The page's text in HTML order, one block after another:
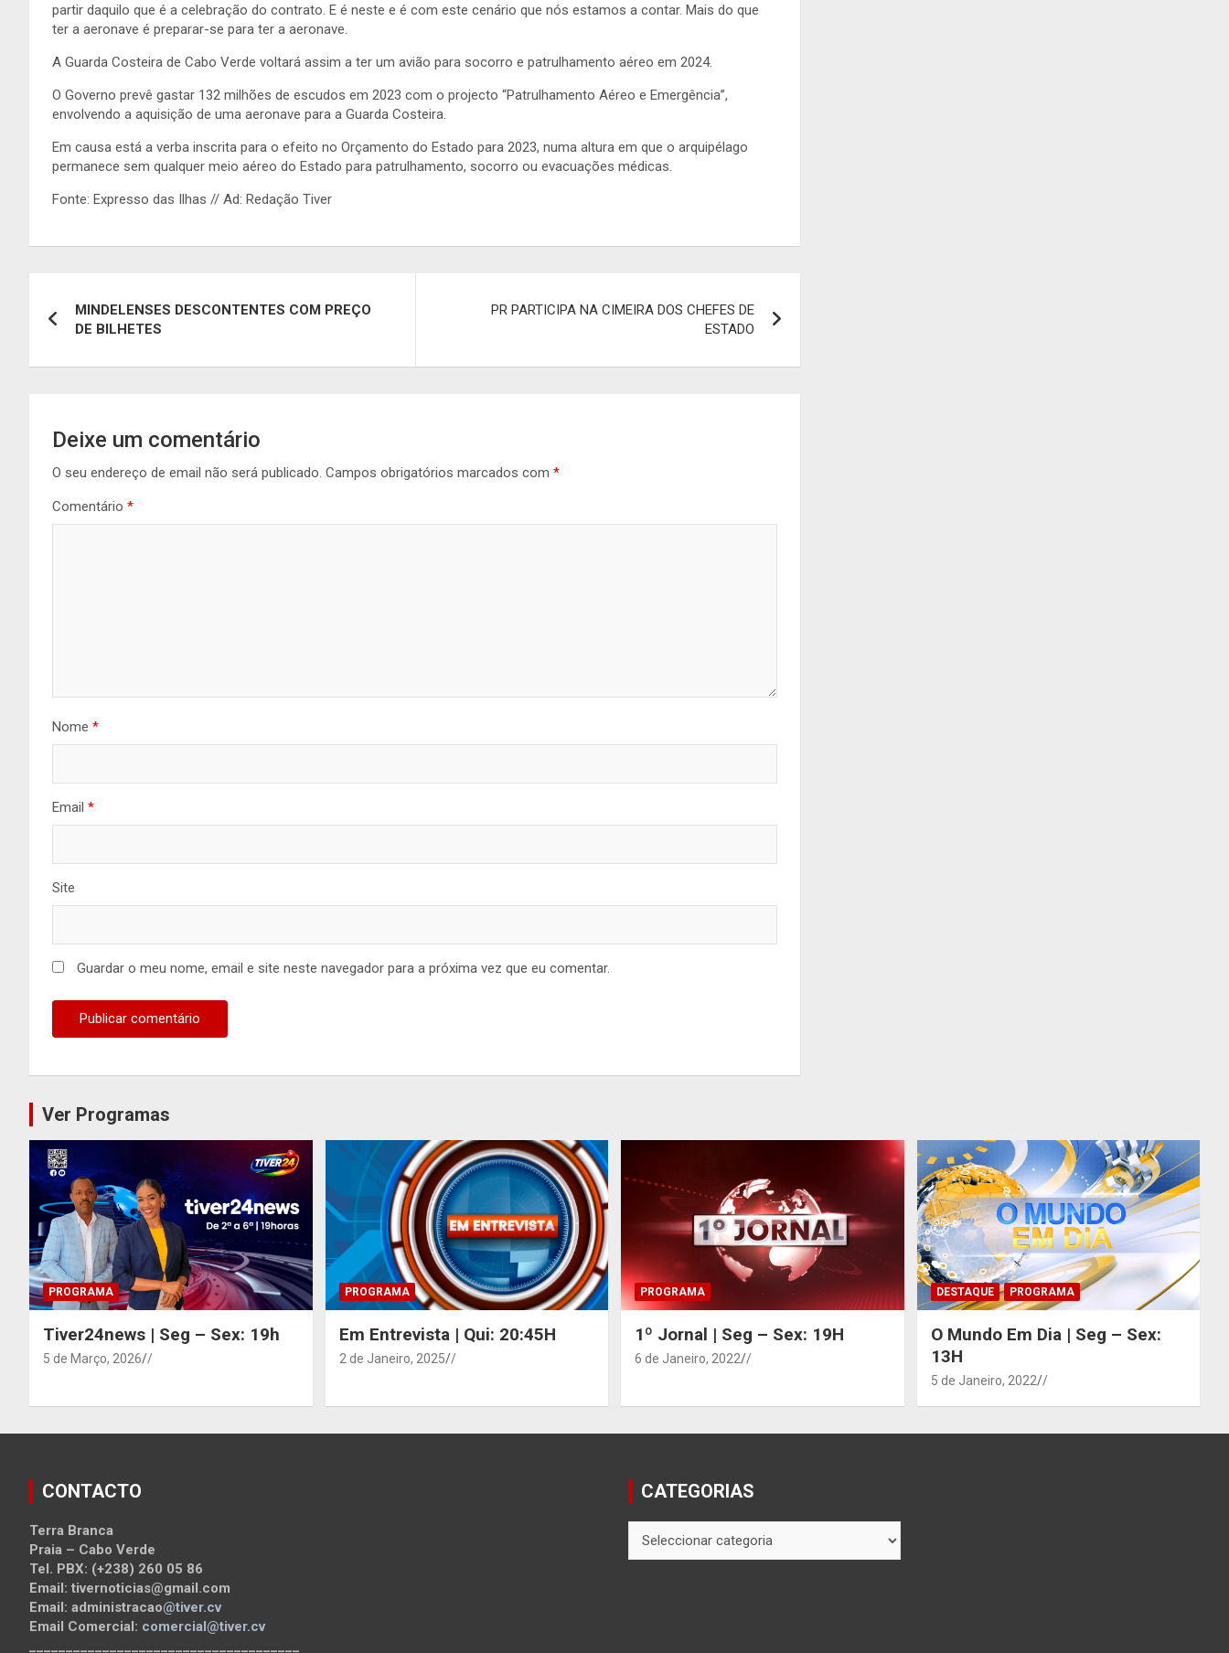
partir daquilo que é a celebração do contrato. E é neste e é com este cenário que nós estamos a contar. Mais do que
ter a aeronave é preparar-se para ter a aeronave.
A Guarda Costeira de Cabo Verde voltará assim a ter um avião para socorro e patrulhamento aéreo em 2024.
O Governo prevê gastar 132 milhões de escudos em 2023 com o projecto “Patrulhamento Aéreo e Emergência”,
envolvendo a aquisição de uma aeronave para a Guarda Costeira.
Em causa está a verba inscrita para o efeito no Orçamento do Estado para 2023, numa altura em que o arquipélago
permanece sem qualquer meio aéreo do Estado para patrulhamento, socorro ou evacuações médicas.
Fonte: Expresso das Ilhas // Ad: Redação Tiver
de
artigos
MINDELENSES DESCONTENTES COM PREÇO
DE BILHETES
PR PARTICIPA NA CIMEIRA DOS CHEFES DE
ESTADO
Deixe um comentário
O seu endereço de email não será publicado. Campos obrigatórios marcados com *
Comentário *
Nome *
Email *
Site
Guardar o meu nome, email e site neste navegador para a próxima vez que eu comentar.
Ver Programas
PROGRAMA
Tiver24news | Seg – Sex: 19h
5 de Março, 2026 /
PROGRAMA
Em Entrevista | Qui: 20:45H
2 de Janeiro, 2025 /
PROGRAMA
1º Jornal | Seg – Sex: 19H
6 de Janeiro, 2022 /
DESTAQUE PROGRAMA
O Mundo Em Dia | Seg – Sex:
13H
5 de Janeiro, 2022 /
CONTACTO
Terra Branca
Praia – Cabo Verde
Tel. PBX: (+238) 260 05 86
Email: tivernoticias@gmail.com
Email: administracao@tiver.cv
Email Comercial: comercial@tiver.cv
CATEGORIAS